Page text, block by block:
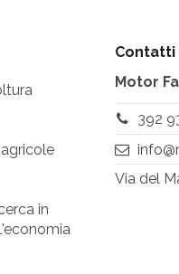
in
Contatti
Motor
392
Via del